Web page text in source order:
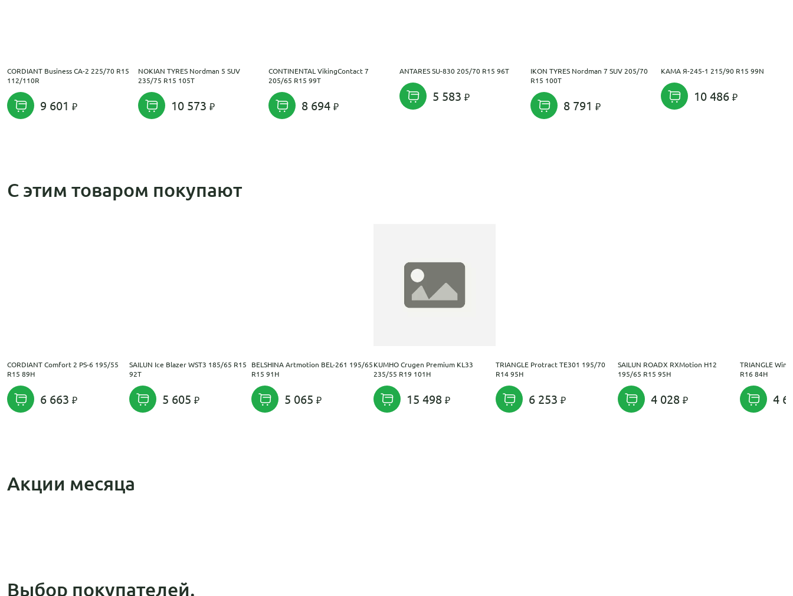
CORDIANT Business CA-2 225/70 R15
112/110R
9 601
NOKIAN TYRES Nordman 5 SUV
235/75 R15 105T
10 573
CONTINENTAL VikingContact 7
205/65 R15 99T
8 694
ANTARES SU-830 205/70 R15 96T
5 583
IKON TYRES Nordman 7 SUV 205/70
R15 100T
8 791
KAMA Я-245-1 215/90 R15 99N
10 486
С этим товаром покупают
CORDIANT Comfort 2 PS-6 195/55
R15 89H
6 663
SAILUN Ice Blazer WST3 185/65 R15
92T
5 605
BELSHINA Artmotion BEL-261 195/65
R15 91H
5 065
KUMHO Crugen Premium KL33
235/55 R19 101H
15 498
TRIANGLE Protract TE301 195/70
R14 95H
6 253
SAILUN ROADX RXMotion H12
195/65 R15 95H
4 028
TRIANGLE
R16 84H
4
Акции месяца
Выбор покупателей.